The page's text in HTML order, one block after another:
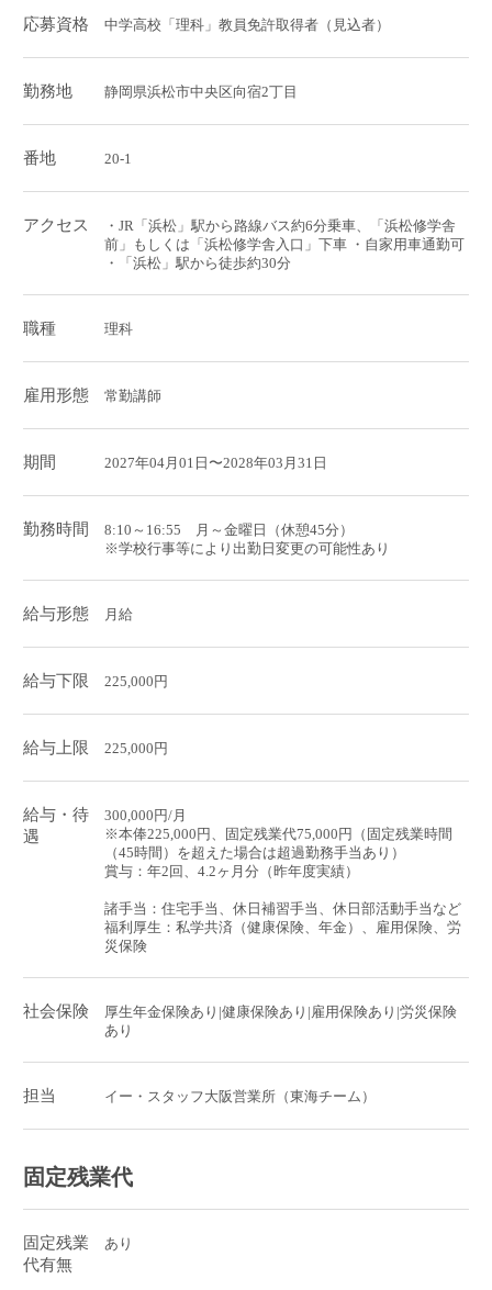
応募資格 中学高校「理科」教員免許取得者（見込者）
勤務地 静岡県浜松市中央区向宿2丁目
番地 20-1
アクセス
・JR「浜松」駅から路線バス約6分乗車、「浜松修学舎
前」もしくは「浜松修学舎入口」下車 ・自家用車通勤可
・「浜松」駅から徒歩約30分
職種 理科
雇用形態 常勤講師
期間 2027年04月01日〜2028年03月31日
勤務時間
8:10～16:55 月～金曜日（休憩45分）
※学校行事等により出勤日変更の可能性あり
給与形態 月給
給与下限 225,000円
給与上限 225,000円
給与・待
遇
300,000円/月
※本俸225,000円、固定残業代75,000円（固定残業時間
（45時間）を超えた場合は超過勤務手当あり）
賞与：年2回、4.2ヶ月分（昨年度実績）
諸手当：住宅手当、休日補習手当、休日部活動手当など
福利厚生：私学共済（健康保険、年金）、雇用保険、労
災保険
社会保険
厚生年金保険あり|健康保険あり|雇用保険あり|労災保険
あり
担当 イー・スタッフ大阪営業所（東海チーム）
固定残業代
固定残業
代有無
あり